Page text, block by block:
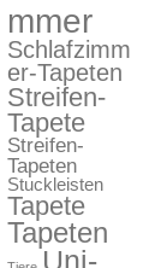
mmer
Schlafzimm
er-Tapeten
Streifen-
Tapete
Streifen-
Tapeten
Stuckleisten
Tapete
Tapeten
Uni-